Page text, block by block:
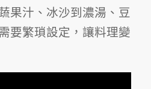
果汁、冰沙到濃湯、豆
要繁瑣設定，讓料理變